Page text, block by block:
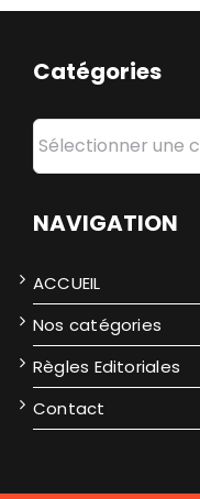
Catégories
Catégories
NAVIGATION
ACCUEIL
Nos catégories
Règles Editoriales
Contact